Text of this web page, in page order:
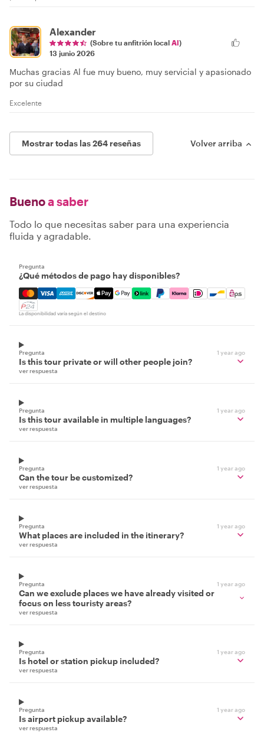
Alexander
(Sobre tu anfitrión local Al)
13 junio 2026
Muchas gracias Al fue muy bueno, muy servicial y apasionado
por su ciudad
Excelente
Mostrar todas las 264 reseñas Volver arriba
Buenoa saber
Todo lo que necesitas saber para una experiencia
fluida y agradable.
Pregunta
¿Qué métodos de pago hay disponibles?
Mastercard, Visa, Amex, Discover, Apple Pay, Google
La disponibilidad varía según el destino
Pregunta 1 year ago
Is this tour private or will other people join?
ver respuesta
Pregunta 1 year ago
Is this tour available in multiple languages?
ver respuesta
Pregunta 1 year ago
Can the tour be customized?
ver respuesta
Pregunta 1 year ago
What places are included in the itinerary?
ver respuesta
Pregunta 1 year ago
Can we exclude places we have already visited or
focus on less touristy areas?
ver respuesta
Pregunta 1 year ago
Is hotel or station pickup included?
ver respuesta
Pregunta 1 year ago
Is airport pickup available?
ver respuesta